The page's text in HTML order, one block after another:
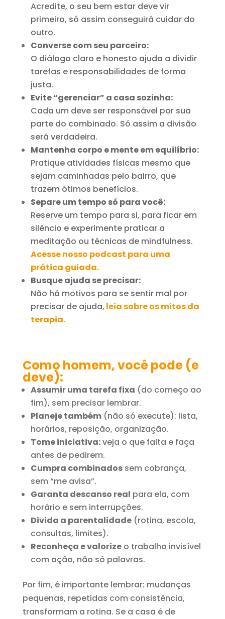
Acredite, o seu bem estar deve vir
primeiro, só assim conseguirá cuidar do
outro.
Converse com seu parceiro:
O diálogo claro e honesto ajuda a dividir
tarefas e responsabilidades de forma
justa.
Evite “gerenciar” a casa sozinha:
Cada um deve ser responsável por sua
parte do combinado. Só assim a divisão
será verdadeira.
Mantenha corpo e mente em equilíbrio:
Pratique atividades físicas mesmo que
sejam caminhadas pelo bairro, que
trazem ótimos benefícios.
Separe um tempo só para você:
Reserve um tempo para si, para ficar em
silêncio e experimente praticar a
meditação ou técnicas de mindfulness.
Acesse nosso podcast para uma
prática guiada.
Busque ajuda se precisar:
Não há motivos para se sentir mal por
precisar de ajuda, leia sobre os mitos da
terapia.
Como homem, você pode (e
deve):
Assumir uma tarefa fixa (do começo ao
fim), sem precisar lembrar.
Planeje também(não só execute): lista,
horários, reposição, organização.
Tome iniciativa:veja o que falta e faça
antes de pedirem.
Cumpra combinadossem cobrança,
sem “me avisa”.
Garanta descanso real para ela, com
horário e sem interrupções.
Divida a parentalidade(rotina, escola,
consultas, limites).
Reconheça e valorizeo trabalho invisível
com ação, não só palavras.
Por fim, é importante lembrar: mudanças
pequenas, repetidas com consistência,
transformam a rotina. Se a casa é de